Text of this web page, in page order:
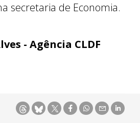
secretaria de Economia.
- Agência CLDF